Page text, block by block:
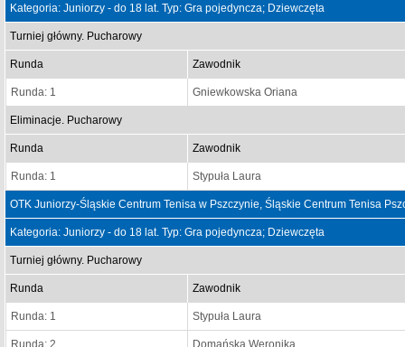
Kategoria: Juniorzy - do 18 lat. Typ: Gra pojedyncza; Dziewczęta
Turniej główny. Pucharowy
Runda Zawodnik
Runda: 1 Gniewkowska Oriana
Eliminacje. Pucharowy
Runda Zawodnik
Runda: 1 Stypuła Laura
OTK Juniorzy-Śląskie Centrum Tenisa w Pszczynie, Śląskie Centrum Tenisa
Kategoria: Juniorzy - do 18 lat. Typ: Gra pojedyncza; Dziewczęta
Turniej główny. Pucharowy
Runda Zawodnik
Runda: 1 Stypuła Laura
Runda: 2 Domańska Weronika